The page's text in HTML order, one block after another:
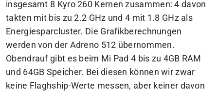
insgesamt 8 Kyro 260 Kernen zusammen: 4 davon
takten mit bis zu 2.2 GHz und 4 mit 1.8 GHz als
Energiesparcluster. Die Grafikberechnungen
werden von der Adreno 512 übernommen.
Obendrauf gibt es beim Mi Pad 4 bis zu 4GB RAM
und 64GB Speicher. Bei diesen können wir zwar
keine Flaghship-Werte messen, aber keiner davon